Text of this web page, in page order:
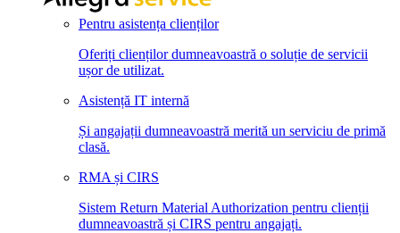
Pentru asistența clienților
Oferiți clienților dumneavoastră o soluție de servicii
ușor de utilizat.
Asistență IT internă
Și angajații dumneavoastră merită un serviciu de primă
clasă.
RMA și CIRS
Sistem Return Material Authorization pentru clienții
dumneavoastră și CIRS pentru angajați.